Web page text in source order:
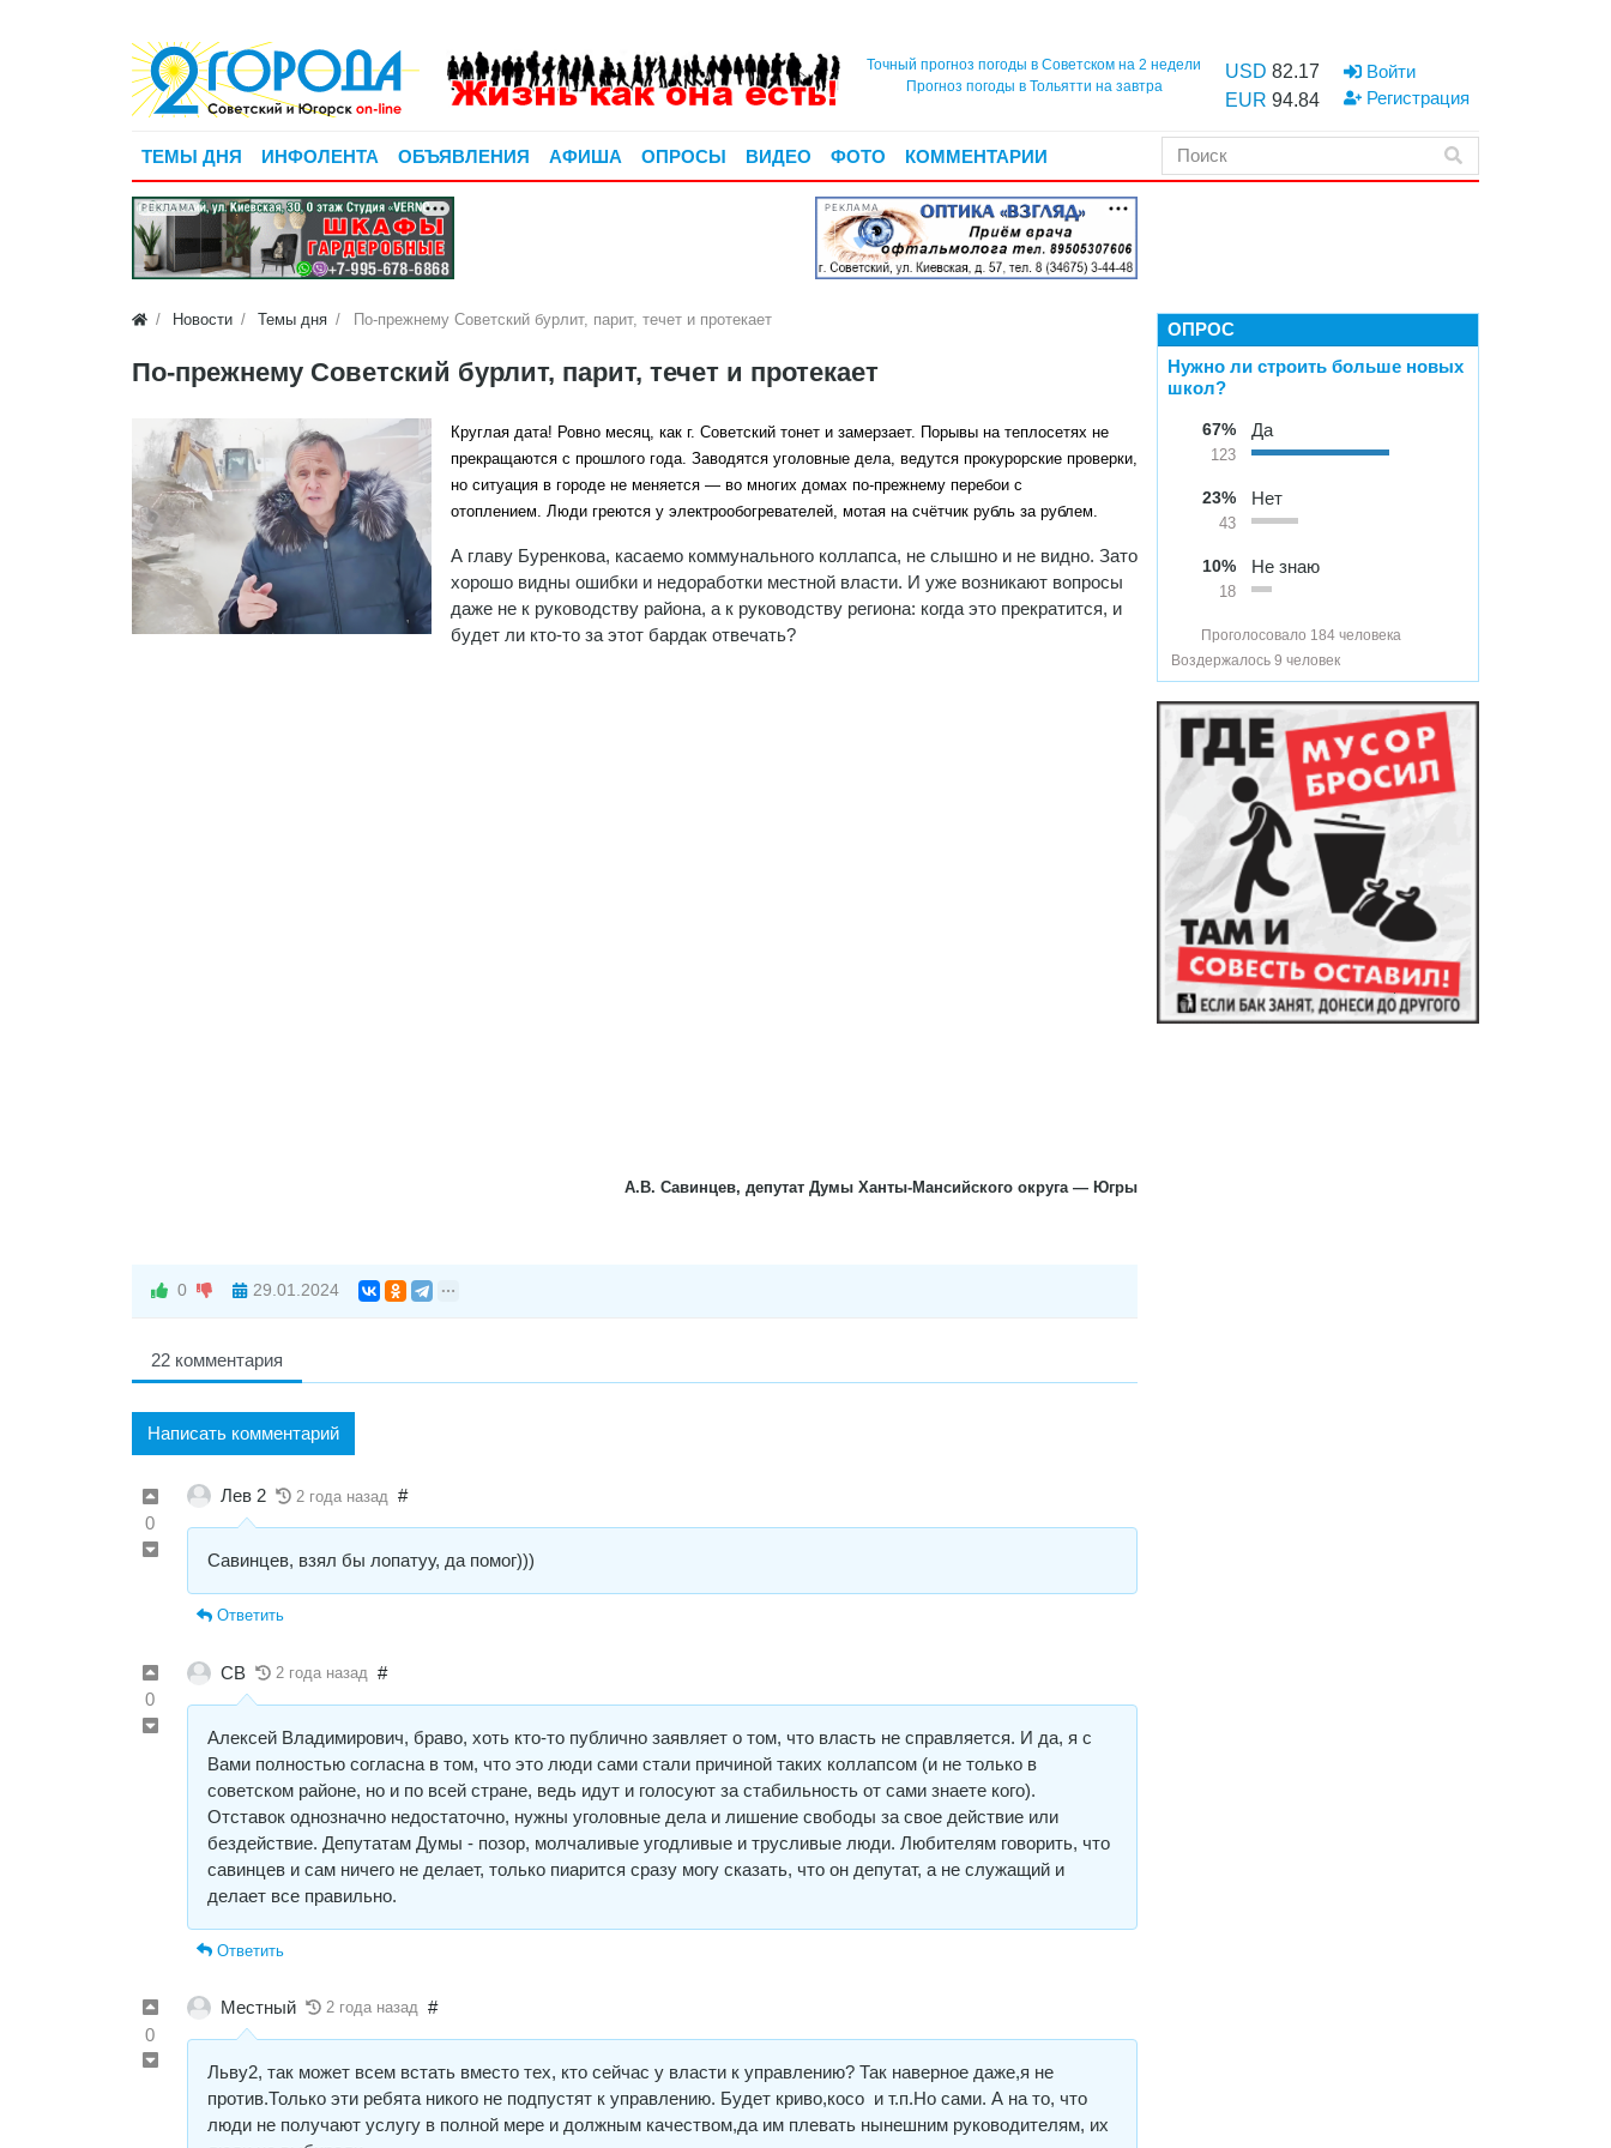
Точный прогноз погоды в Советском на 2 недели
Прогноз погоды в Тольятти на завтра
USD 82.17
EUR 94.84
Войти
Регистрация
ТЕМЫ ДНЯ ИНФОЛЕНТА ОБЪЯВЛЕНИЯ АФИША ОПРОСЫ ВИДЕО ФОТО КОММЕНТАРИИ
РЕКЛАМА РЕКЛАМА
Новости Темы дня По-прежнему Советский бурлит, парит, течет и протекает
По-прежнему Советский бурлит, парит, течет и протекает
Круглая дата! Ровно месяц, как г. Советский тонет и замерзает. Порывы на теплосетях не
прекращаются с прошлого года. Заводятся уголовные дела, ведутся прокурорские проверки,
но ситуация в городе не меняется — во многих домах по-прежнему перебои с
отоплением. Люди греются у электрообогревателей, мотая на счётчик рубль за рублем.
А главу Буренкова, касаемо коммунального коллапса, не слышно и не видно. Зато
хорошо видны ошибки и недоработки местной власти. И уже возникают вопросы
даже не к руководству района, а к руководству региона: когда это прекратится, и
будет ли кто-то за этот бардак отвечать?
А.В. Савинцев, депутат Думы Ханты-Мансийского округа — Югры
0 29.01.2024
22 комментария
Написать комментарий
0
Лев 2 2 года назад #
Савинцев, взял бы лопатуу, да помог)))
Ответить
0
СВ 2 года назад #
Алексей Владимирович, браво, хоть кто-то публично заявляет о том, что власть не справляется. И да, я с
Вами полностью согласна в том, что это люди сами стали причиной таких коллапсом (и не только в
советском районе, но и по всей стране, ведь идут и голосуют за стабильность от сами знаете кого).
Отставок однозначно недостаточно, нужны уголовные дела и лишение свободы за свое действие или
бездействие. Депутатам Думы - позор, молчаливые угодливые и трусливые люди. Любителям говорить, что
савинцев и сам ничего не делает, только пиарится сразу могу сказать, что он депутат, а не служащий и
делает все правильно.
Ответить
0
Местный 2 года назад #
Льву2, так может всем встать вместо тех, кто сейчас у власти к управлению? Так наверное даже,я не
против.Только эти ребята никого не подпустят к управлению. Будет криво,косо и т.п.Но сами. А на то, что
люди не получают услугу в полной мере и должным качеством,да им плевать нынешним руководителям, их
ОПРОС
Нужно ли строить больше новых
школ?
67%
123
Да
23%
43
Нет
10%
18
Не знаю
Проголосовало 184 человека
Воздержалось 9 человек